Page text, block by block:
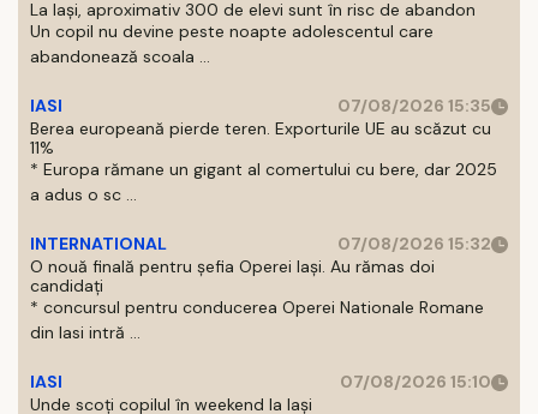
La Iași, aproximativ 300 de elevi sunt în risc de abandon
Un copil nu devine peste noapte adolescentul care
abandonează scoala ...
IASI
07/08/2026 15:35
Berea europeană pierde teren. Exporturile UE au scăzut cu
11%
* Europa rămane un gigant al comertului cu bere, dar 2025
a adus o sc ...
INTERNATIONAL
07/08/2026 15:32
O nouă finală pentru șefia Operei Iași. Au rămas doi
candidați
* concursul pentru conducerea Operei Nationale Romane
din Iasi intră ...
IASI
07/08/2026 15:10
Unde scoți copilul în weekend la Iași